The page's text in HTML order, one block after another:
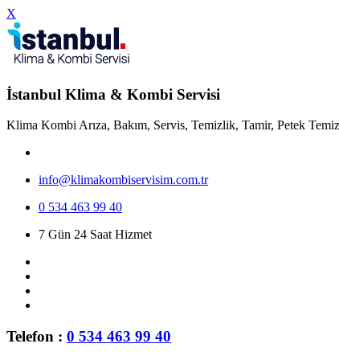
X
İstanbul Klima & Kombi Servisi
Klima Kombi Arıza, Bakım, Servis, Temizlik, Tamir, Petek
info@klimakombiservisim.com.tr
0 534 463 99 40
7 Gün 24 Saat Hizmet
Telefon : 0 534 463 99 40